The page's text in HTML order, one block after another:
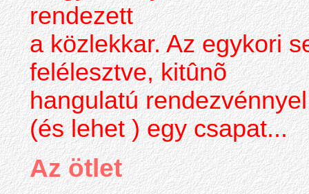
rendezett
a közlekkar. Az egykori
felélesztve, kitûnõ
hangulatú
(és lehet ) egy csapat...
Az ötlet